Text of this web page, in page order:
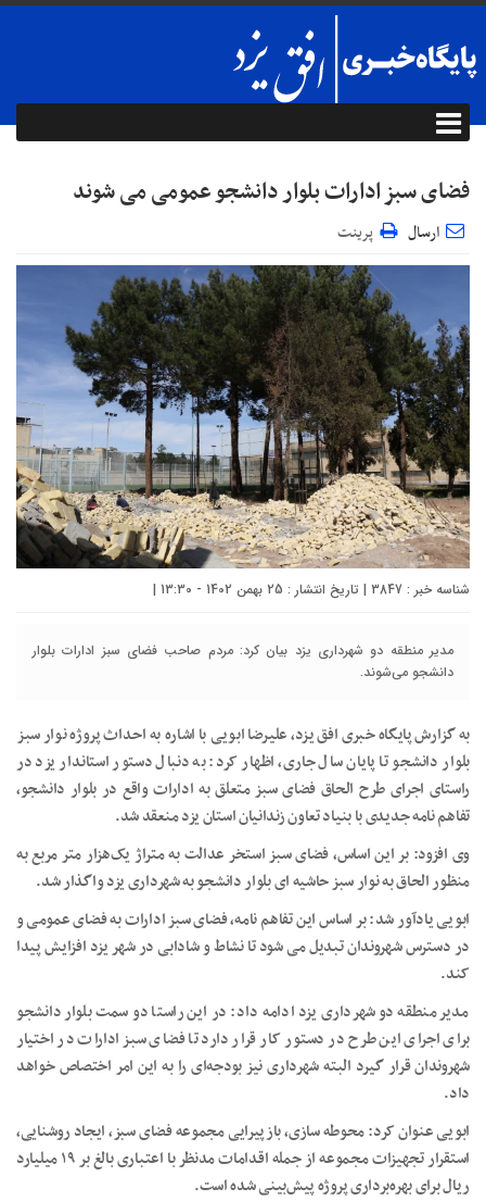
فضای سبز ادارات بلوار دانشجو عمومی می شوند
ارسال پرینت
شناسه خبر : 3847 | تاریخ انتشار : 25 بهمن 1402 - 13:30 |
مدیر منطقه دو شهرداری یزد بیان کرد: مردم صاحب فضای سبز ادارات بلوار
دانشجو می‌شوند.
به گزارش پایگاه خبری افق یزد، علیرضا ابویی با اشاره به احداث پروژه نوار سبز
بلوار دانشجو تا پایان سال جاری، اظهار کرد: به دنبال دستور استاندار یزد در
راستای اجرای طرح الحاق فضای سبز متعلق به ادارات واقع در بلوار دانشجو،
تفاهم نامه جدیدی با بنیاد تعاون زندانیان استان یزد منعقد شد.
وی افزود: بر این اساس، فضای سبز استخر عدالت به متراژ یک‌هزار متر مربع به
منظور الحاق به نوار سبز حاشیه ای بلوار دانشجو به شهرداری یزد واگذار شد.
ابویی یادآور شد: بر اساس این تفاهم نامه، فضای سبز ادارات به فضای عمومی و
در دسترس شهروندان تبدیل می شود تا نشاط و شادابی در شهر یزد افزایش پیدا
کند.
مدیر منطقه دو شهرداری یزد ادامه داد: در این راستا دو سمت بلوار دانشجو
برای اجرای این طرح در دستور کار قرار دارد تا فضای سبز ادارات در اختیار
شهروندان قرار گیرد البته شهرداری نیز بودجه‌ای را به این امر اختصاص خواهد
داد.
ابویی عنوان کرد: محوطه سازی، بازپیرایی مجموعه فضای سبز، ایجاد روشنایی،
استقرار تجهیزات مجموعه از جمله اقدامات مدنظر با اعتباری بالغ بر ۱۹ میلیارد
ریال برای بهره‌برداری پروژه پیش‌بینی شده است.